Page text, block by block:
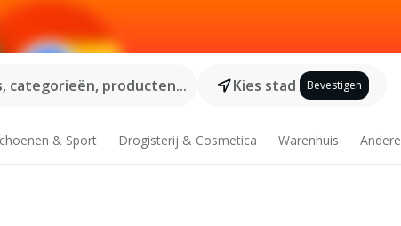
categorieën, producten...
Kies stad Bevestigen
& Sport Drogisterij & Cosmetica Warenhuis Andere